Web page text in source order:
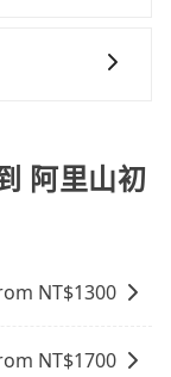
方便，但實際
的窘境，所以
確認。假如不
土的AsiaYo
！
個點距離在 5
、就醫回診、
差、貴賓來
洗腎、包月
隔天保證出
理，並於乘
阿里山初
NT$1300
NT$1700